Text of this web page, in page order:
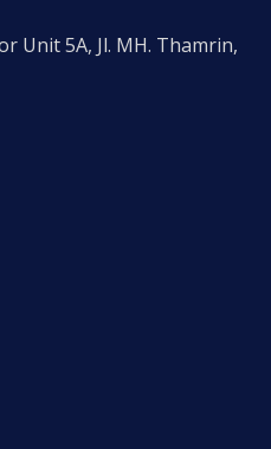
Unit 5A, Jl. MH. Thamrin,